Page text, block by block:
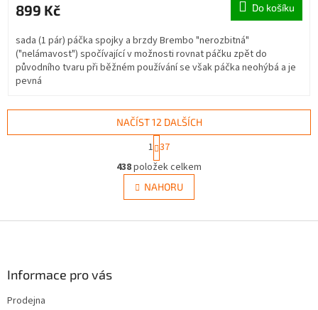
899 Kč Do košíku
sada (1 pár) páčka spojky a brzdy Brembo "nerozbitná"
("nelámavost") spočívající v možnosti rovnat páčku zpět do
původního tvaru při běžném používání se však páčka neohýbá a je
pevná
O
v
l
á
NAČÍST 12 DALŠÍCH
S
t
r
á
n
k
v
1 37
438položek celkem
NAHORU
Informace pro vás
Prodejna